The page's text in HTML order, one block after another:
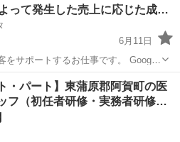
Web集客によって発生した売上に応じた成果報酬
6月11日
の登録・初期設定を行っていただき
Web
・パート】東蒲原郡阿賀町の医
フ（初任者研修・実務者研修…